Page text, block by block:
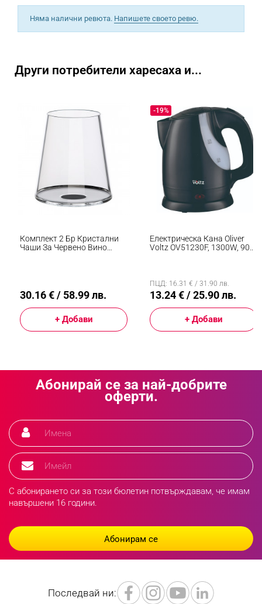
Няма налични ревюта. Напишете своето ревю.
Други потребители харесаха и...
Комплект 2 Бр Кристални
Чаши За Червено Вино
30.16 € / 58.99 лв.
+ Добави
Електрическа Кана Oliver
Voltz OV51230F, 1300W, 900
-19%
ПЦД: 16.31 € / 31.90 лв.
13.24 € / 25.90 лв.
+ Добави
Абонирай се за най-добрите
оферти.
С абонирането си за този бюлетин потвърждавам, че имам
навършени 16 години.
Последвай ни: